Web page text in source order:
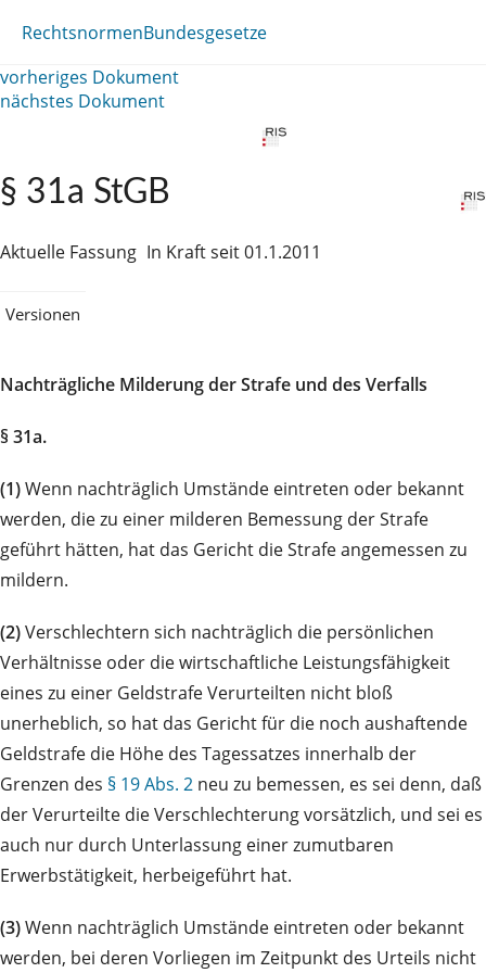
RechtsnormenBundesgesetze
vorheriges Dokument
nächstes Dokument
§ 31a StGB
Aktuelle Fassung In Kraft seit 01.1.2011
Versionen
Nachträgliche Milderung der Strafe und des Verfalls
§ 31a.
(1)Wenn nachträglich Umstände eintreten oder bekannt
werden, die zu einer milderen Bemessung der Strafe
geführt hätten, hat das Gericht die Strafe angemessen zu
mildern.
(2)Verschlechtern sich nachträglich die persönlichen
Verhältnisse oder die wirtschaftliche Leistungsfähigkeit
eines zu einer Geldstrafe Verurteilten nicht bloß
unerheblich, so hat das Gericht für die noch aushaftende
Geldstrafe die Höhe des Tagessatzes innerhalb der
Grenzen des § 19 Abs. 2 neu zu bemessen, es sei denn, daß
der Verurteilte die Verschlechterung vorsätzlich, und sei es
auch nur durch Unterlassung einer zumutbaren
Erwerbstätigkeit, herbeigeführt hat.
(3)Wenn nachträglich Umstände eintreten oder bekannt
werden, bei deren Vorliegen im Zeitpunkt des Urteils nicht